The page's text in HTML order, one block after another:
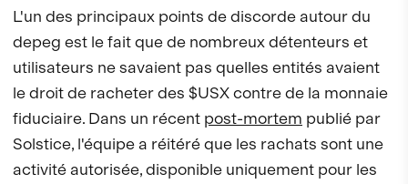
L'un des principaux points de discorde autour du
depeg est le fait que de nombreux détenteurs et
utilisateurs ne savaient pas quelles entités avaient
le droit de racheter des $USX contre de la monnaie
fiduciaire. Dans un récent post-mortem publié par
Solstice, l'équipe a réitéré que les rachats sont une
activité autorisée, disponible uniquement pour les